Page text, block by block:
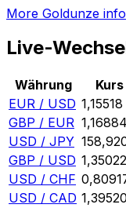
More Goldunze info
Live-
Währung Kurs
EUR / USD 1,15518
GBP / EUR 1,16884
USD / JPY
GBP / USD 1,35022
USD / CHF
USD / CAD 1,39520